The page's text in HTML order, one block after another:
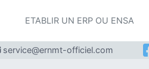
ETABLIR UN ERP OU ENSA
service@ernmt-officiel.com